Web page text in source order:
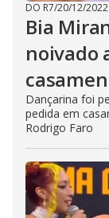
DO R7/20/12/2022
Bia
noivado
Dançarina foi
pedida em
Rodrigo Faro